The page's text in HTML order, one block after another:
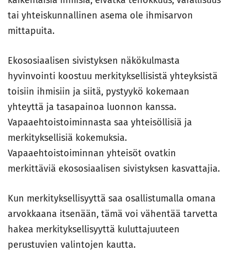
tai yhteiskunnallinen asema ole ihmisarvon
mittapuita.
Ekososiaalisen sivistyksen näkökulmasta
hyvinvointi koostuu merkityksellisistä yhteyksistä
toisiin ihmisiin ja siitä, pystyykö kokemaan
yhteyttä ja tasapainoa luonnon kanssa.
Vapaaehtoistoiminnasta saa yhteisöllisiä ja
merkityksellisiä kokemuksia.
Vapaaehtoistoiminnan yhteisöt ovatkin
merkittäviä ekososiaalisen sivistyksen kasvattajia.
Kun merkityksellisyyttä saa osallistumalla omana
arvokkaana itsenään, tämä voi vähentää tarvetta
hakea merkityksellisyyttä kuluttajuuteen
perustuvien valintojen kautta.